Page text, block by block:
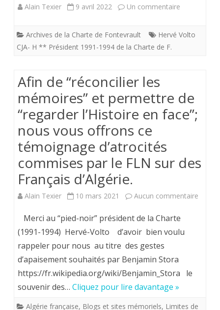
Alain Texier 9 avril 2022 Un commentaire
ACTIVITES
COMTE
NICE-
c/o
Archives de la Charte de Fontevrault
Hervé Volto
CJA- H ** Président 1991-1994 de la Charte de F.
Afin de “réconcilier les
mémoires” et permettre de
“regarder l’Histoire en face”;
nous vous offrons ce
témoignage d’atrocités
commises par le FLN sur des
Français d’Algérie.
Alain Texier 10 mars 2021 Aucun commentaire
Merci au “pied-noir” président de la Charte
(1991-1994) Hervé-Volto d’avoir bien voulu
rappeler pour nous au titre des gestes
d’apaisement souhaités par Benjamin Stora
https://fr.wikipedia.org/wiki/Benjamin_Stora le
souvenir des… Cliquez pour lire davantage »
Algérie française, Blogs et sites mémoriels, Limites de